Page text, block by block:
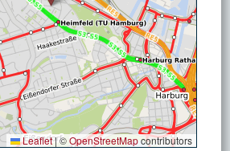
Leaflet|©OpenStreetMapcontributors